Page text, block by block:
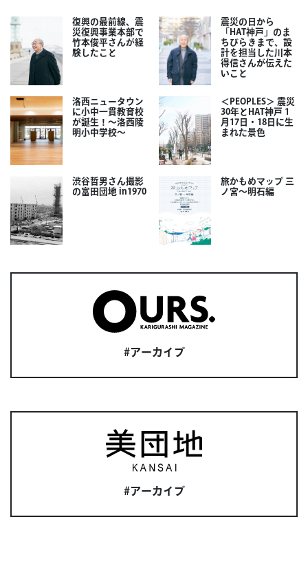
復興の最前線、震
災復興事業本部で
竹本俊平さんが経
験したこと
震災の日から
「HAT神戸」のま
ちびらきまで、設
計を担当した川本
得信さんが伝えた
いこと
洛西ニュータウン
に小中一貫教育校
が誕生！～洛西陵
明小中学校～
＜PEOPLES＞ 震災
30年とHAT神戸 1
月17日・18日に生
まれた景色
渋谷哲男さん撮影
の富田団地 in1970
旅かもめマップ 三
ノ宮〜明石編
#アーカイブ
#アーカイブ